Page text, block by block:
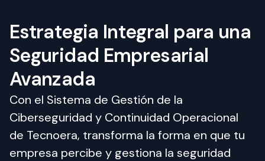
Estrategia Integral para una
Seguridad Empresarial
Avanzada
Con el Sistema de Gestión de la
Ciberseguridad y Continuidad Operacional
de Tecnoera, transforma la forma en que tu
empresa percibe y gestiona la seguridad